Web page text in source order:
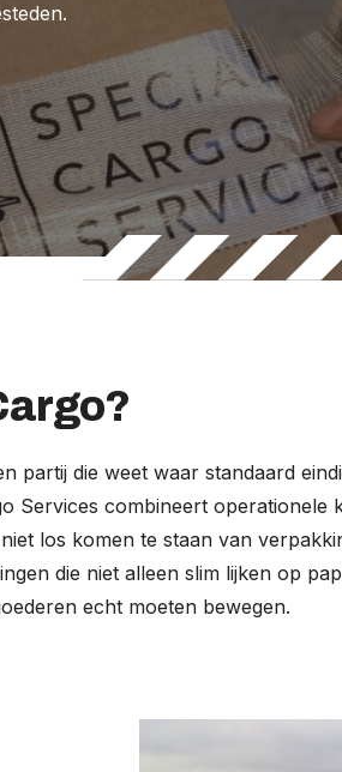
partij die weet waar standaard
Services combineert operationele
los komen te staan van
die niet alleen slim lijken op
echt moeten bewegen.